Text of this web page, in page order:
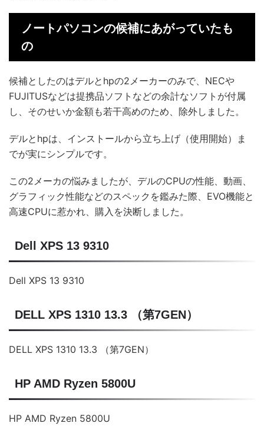
ノートパソコンの候補にあがっていたも
の
候補としたのはデルとhpの2メーカーのみで、NECや
FUJITUSなどは提携品ソフトなどの余計なソフトが付属
し、そのせいか金額も若干高めのため、除外しました。
デルとhpは、インストールから立ち上げ（使用開始）ま
でが実にシンプルです。
この2メーカの悩みましたが、デルのCPUの性能、動画、
グラフィック性能などのスペックを鑑みた際、EVO機能と
高速CPUに惹かれ、購入を決断しました。
Dell XPS 13 9310
Dell XPS 13 9310
DELL XPS 1310 13.3 （第7GEN）
DELL XPS 1310 13.3 （第7GEN）
HP AMD Ryzen 5800U
HP AMD Ryzen 5800U